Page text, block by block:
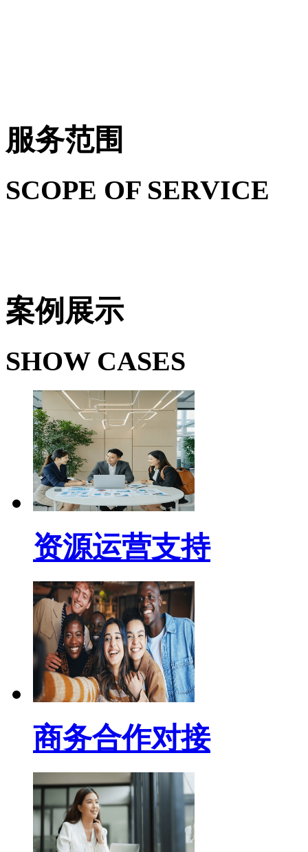
服务范围
SCOPE OF SERVICE
案例展示
SHOW CASES
资源运营支持
商务合作对接